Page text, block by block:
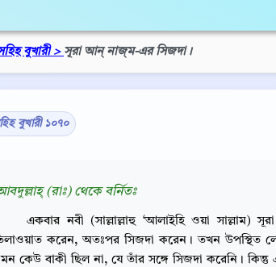
বুখারী > সূরা আন্‌ নাজ্‌ম-এর সিজদা।
বুখারী ১০৭০
(রাঃ) থেকে বর্নিতঃ
একবার নবী (সাল্লাল্লাহু ‘আলাইহি ওয়া সাল্লাম)
করেন, অতঃপর সিজদা করেন। তখন উপস্থিত
কেউ বাকী ছিল না, যে তাঁর সঙ্গে সিজদা করেনি। কিন্তু